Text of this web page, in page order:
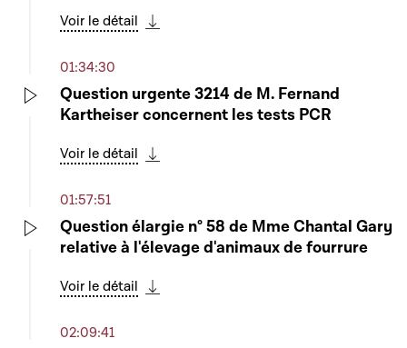
Voir le détail
01:34:30
Question urgente 3214 de M. Fernand
Kartheiser concernent les tests PCR
Voir le détail
01:57:51
Question élargie n° 58 de Mme Chantal Gary
relative à l'élevage d'animaux de fourrure
Voir le détail
02:09:41